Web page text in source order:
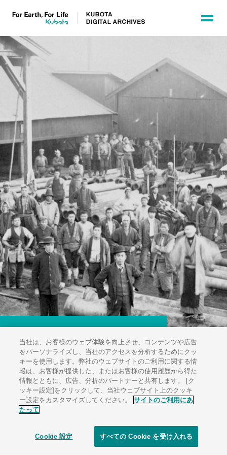
KUBOTA Corporation
当社は、お客様のウェブ体験を向上させ、コンテンツや広告
をパーソナライズし、当社のアクセスを分析するためにクッ
キーを使用します。弊社のウェブサイトのご利用に関する情
報は、お客様が提供した、またはお客様の使用履歴から得た
情報とともに、広告、分析のパートナーと共有します。 [ク
ッキー設定]をクリックして、当社ウェブサイト上のクッキ
ー設定をカスタマイズしてください。
サイトのご利用にあ
たって
Cookie 設定 すべての Cookie を受け入れる